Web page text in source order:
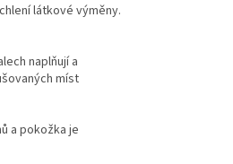
látkové výměny.
naplňují a
míst
a pokožka je